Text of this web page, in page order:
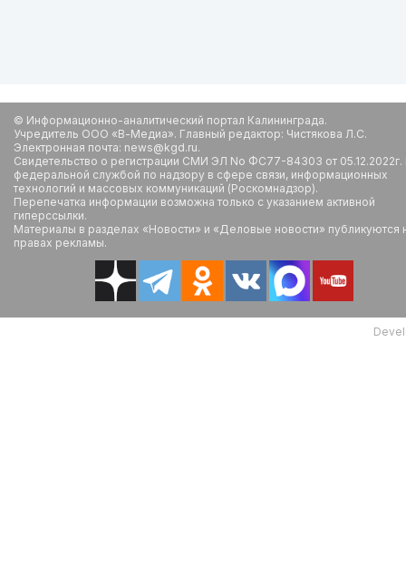
© Информационно-аналитический портал Калининграда.
Учредитель ООО «В-Медиа». Главный редактор: Чистякова Л.С.
Электронная почта: news@kgd.ru.
Свидетельство о регистрации СМИ ЭЛ No ФС77-84303 от
федеральной службой по надзору в сфере связи, информационных
технологий и массовых коммуникаций (Роскомнадзор).
Перепечатка информации возможна только с указанием активной
гиперссылки.
Материалы в разделах «Новости» и «Деловые новости» публикуются
правах рекламы.